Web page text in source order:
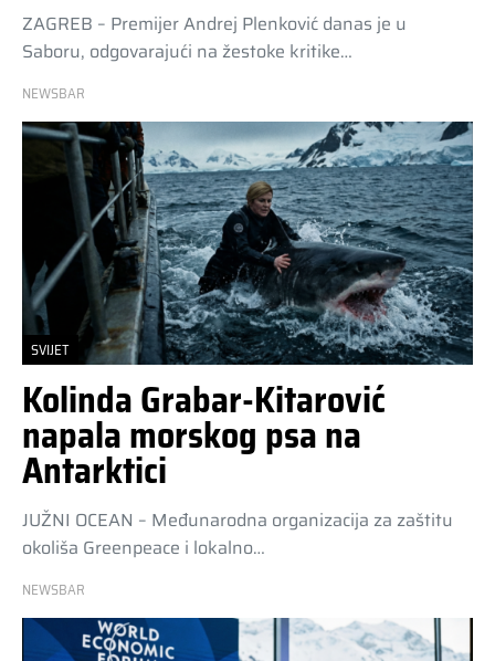
ZAGREB – Premijer Andrej Plenković danas je u
Saboru, odgovarajući na žestoke kritike…
NEWSBAR
SVIJET
Kolinda Grabar-Kitarović
napala morskog psa na
Antarktici
JUŽNI OCEAN – Međunarodna organizacija za zaštitu
okoliša Greenpeace i lokalno…
NEWSBAR